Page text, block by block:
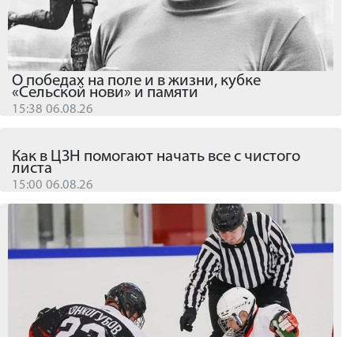
О победах на поле и в жизни, кубке
«Сельской нови» и памяти
15:38 06.08.26
Как в ЦЗН помогают начать все с чистого
листа
15:00 06.08.26